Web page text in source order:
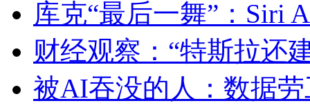
库克“最后一舞”：Siri
财经观察：“特斯拉还
被AI吞没的人：数据